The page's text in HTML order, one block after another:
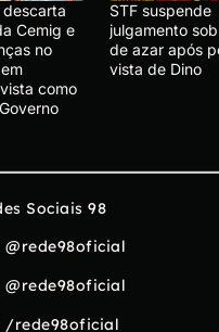
descarta
Cemig e
no
como
STF suspende
julgamento
de azar após
vista de Dino
Sociais 98
@rede98oficial
@rede98oficial
/rede98oficial